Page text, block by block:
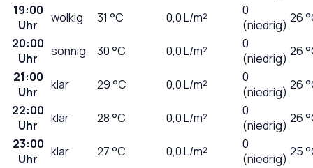
19:00
Uhr
wolkig 31 °C 0,0L/m²
0
(niedrig) 26
20:00
Uhr
sonnig 30°C 0,0L/m²
0
(niedrig) 26
21:00
Uhr
klar 29°C 0,0L/m²
0
(niedrig) 26
22:00
Uhr
klar 28°C 0,0L/m²
0
(niedrig) 26
23:00
Uhr
klar 27°C 0,0L/m²
0
(niedrig) 25